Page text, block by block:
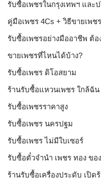
รับซื้อเพชรในกรุงเทพฯ แล
คู่มือเพชร 4Cs + วิธีขายเพช
รับซื้อเพชรอย่างมืออาชีพ ต้อ
ขายเพชรที่ไหนได้บ้าง?
รับซื้อเพชร ดิโอสยาม
ร้านรับซื้อแหวนเพชร ใกล้ฉัน
รับซื้อเพชรราคาสูง
รับซื้อเพชร นครปฐม
รับซื้อเพชร ไม่มีใบเซอร์
รับซื้อตั๋วจำนำ เพชร ทอง ขอ
ร้านรับซื้อเครื่องประดับ เปิด